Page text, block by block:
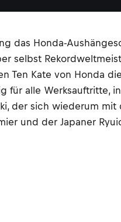
das Honda-
selbst
Ten Kate von Honda
für alle
der sich wiederum
und der Japaner